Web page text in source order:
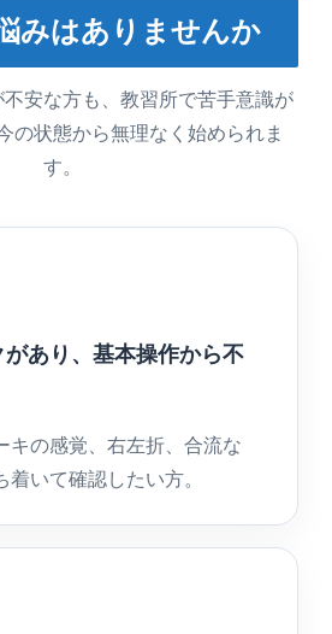
みはありませんか
安な方も、教習所で苦手意識が
の状態から無理なく始められま
す。
あり、基本操作から不
キの感覚、右左折、合流な
いて確認したい方。